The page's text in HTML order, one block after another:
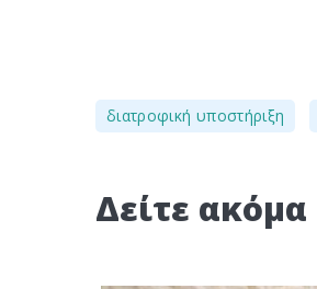
διατροφική υποστήριξη
Δείτε ακόμα